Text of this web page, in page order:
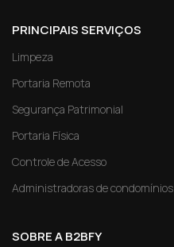
PRINCIPAIS SERVIÇOS
Limpeza
Portaria Remota
Segurança Patrimonial
Portaria Física
Controle de Acesso
Administradoras de condomínios
SOBRE A B2BFY